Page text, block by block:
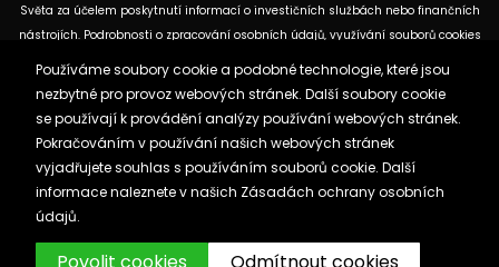
Světa za účelem poskytnutí informací o investičních službách nebo finančních
nástrojích. Podrobnosti o zpracování osobních údajů, využívání souborů cookies
dostupných na těchto internetových stránkách. U jednotlivých článků mohou
být uvedeny informace o použitých zdrojích, datu původní analýzy nebo datu,
ke kterému se vztahují uvedené tržní údaje.
Zásady ochrany osobních údajů a cookies
Reklama
Burzovnisvet.cz © 2026
Používáme soubory cookie a podobné technologie, které jsou
nezbytné pro provoz webových stránek. Další soubory cookie
se používají k provádění analýzy používání webových stránek.
Pokračováním v používání našich webových stránek
vyjadřujete souhlas s používáním souborů cookie. Další
informace naleznete v našich Zásadách ochrany osobních
údajů.
Povolit cookies Odmítnout cookies